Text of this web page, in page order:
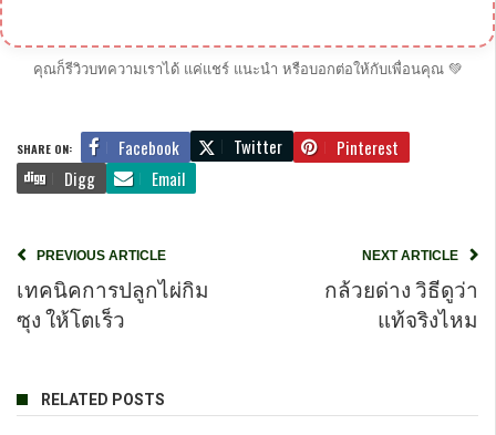
คุณก็รีวิวบทความเราได้ แค่แชร์ แนะนำ หรือบอกต่อให้กับเพื่อนคุณ 💚
SHARE ON: Facebook Twitter
Pinterest
Digg
Email
PREVIOUS ARTICLE
เทคนิคการปลูกไผ่กิม
ซุง ให้โตเร็ว
NEXT ARTICLE
กล้วยด่าง วิธีดูว่า
แท้จริงไหม
RELATED POSTS